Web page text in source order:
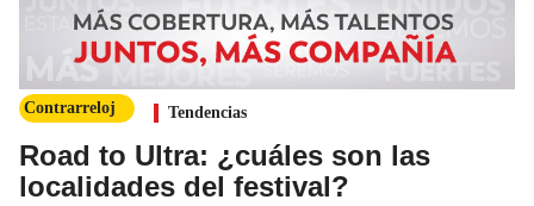
Contrarreloj Tendencias
Road to Ultra: ¿cuáles son las
localidades del festival?